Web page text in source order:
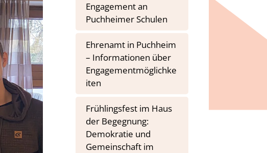
Engagement an
Puchheimer Schulen
Ehrenamt in Puchheim
– Informationen über
Engagementmöglichke
iten
Frühlingsfest im Haus
der Begegnung:
Demokratie und
Gemeinschaft im